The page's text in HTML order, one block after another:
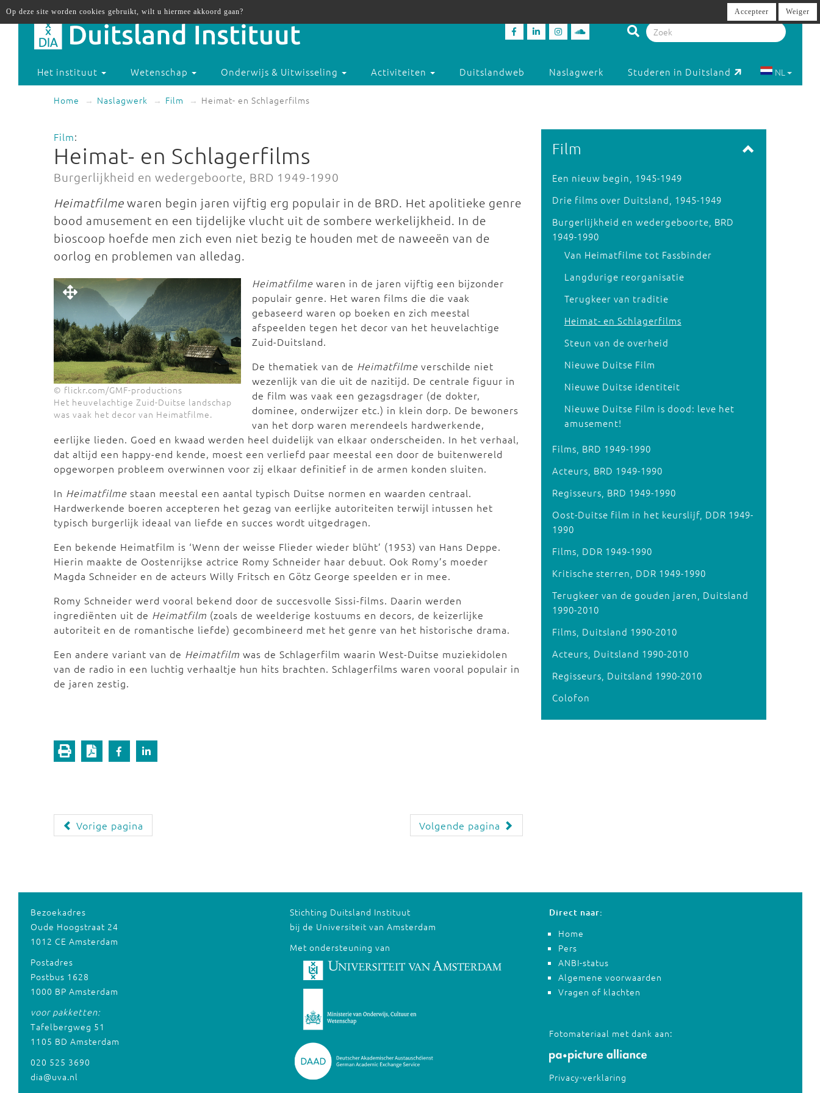
Het instituut Wetenschap Onderwijs & Uitwisseling Activiteiten Duitslandweb Naslagwerk Studeren in Duitsland NL
Home Naslagwerk Film Heimat- en Schlagerfilms
Film:
Heimat- en Schlagerfilms
Burgerlijkheid en wedergeboorte, BRD 1949-1990
Heimatfilme waren begin jaren vijftig erg populair in de BRD. Het apolitieke genre
bood amusement en een tijdelijke vlucht uit de sombere werkelijkheid. In de
bioscoop hoefde men zich even niet bezig te houden met de naweeën van de
oorlog en problemen van alledag.
© flickr.com/GMF-productions
Het heuvelachtige Zuid-Duitse landschap
was vaak het decor van Heimatfilme.
Heimatfilme waren in de jaren vijftig een bijzonder
populair genre. Het waren films die die vaak
gebaseerd waren op boeken en zich meestal
afspeelden tegen het decor van het heuvelachtige
Zuid-Duitsland.
De thematiek van de Heimatfilme verschilde niet
wezenlijk van die uit de nazitijd. De centrale figuur in
de film was vaak een gezagsdrager (de dokter,
dominee, onderwijzer etc.) in klein dorp. De bewoners
van het dorp waren merendeels hardwerkende,
eerlijke lieden. Goed en kwaad werden heel duidelijk van elkaar onderscheiden. In het verhaal,
dat altijd een happy-end kende, moest een verliefd paar meestal een door de buitenwereld
opgeworpen probleem overwinnen voor zij elkaar definitief in de armen konden sluiten.
In Heimatfilme staan meestal een aantal typisch Duitse normen en waarden centraal.
Hardwerkende boeren accepteren het gezag van eerlijke autoriteiten terwijl intussen het
typisch burgerlijk ideaal van liefde en succes wordt uitgedragen.
Een bekende Heimatfilm is ‘Wenn der weisse Flieder wieder blüht’ (1953) van Hans Deppe.
Hierin maakte de Oostenrijkse actrice Romy Schneider haar debuut. Ook Romy’s moeder
Magda Schneider en de acteurs Willy Fritsch en Götz George speelden er in mee.
Romy Schneider werd vooral bekend door de succesvolle Sissi-films. Daarin werden
ingrediënten uit de Heimatfilm (zoals de weelderige kostuums en decors, de keizerlijke
autoriteit en de romantische liefde) gecombineerd met het genre van het historische drama.
Een andere variant van de Heimatfilm was de Schlagerfilm waarin West-Duitse muziekidolen
van de radio in een luchtig verhaaltje hun hits brachten. Schlagerfilms waren vooral populair in
de jaren zestig.
Vorige pagina Volgende pagina
Film
Een nieuw begin, 1945-1949
Drie films over Duitsland, 1945-1949
Burgerlijkheid en wedergeboorte, BRD
1949-1990
Van Heimatfilme tot Fassbinder
Langdurige reorganisatie
Terugkeer van traditie
Heimat- en Schlagerfilms
Steun van de overheid
Nieuwe Duitse Film
Nieuwe Duitse identiteit
Nieuwe Duitse Film is dood: leve het
amusement!
Films, BRD 1949-1990
Acteurs, BRD 1949-1990
Regisseurs, BRD 1949-1990
Oost-Duitse film in het keurslijf, DDR 1949-
1990
Films, DDR 1949-1990
Kritische sterren, DDR 1949-1990
Terugkeer van de gouden jaren, Duitsland
1990-2010
Films, Duitsland 1990-2010
Acteurs, Duitsland 1990-2010
Regisseurs, Duitsland 1990-2010
Colofon
Bezoekadres
Oude Hoogstraat 24
1012 CE Amsterdam
Postadres
Postbus 1628
1000 BP Amsterdam
voor pakketten:
Tafelbergweg 51
1105 BD Amsterdam
020 525 3690
dia@uva.nl
Stichting Duitsland Instituut
bij de Universiteit van Amsterdam
Met ondersteuning van
Direct naar:
Home
Pers
ANBI-status
Algemene voorwaarden
Vragen of klachten
Fotomateriaal met dank aan:
Privacy-verklaring
Op deze site worden cookies gebruikt, wilt u hiermee akkoord gaan? Accepteer Weiger